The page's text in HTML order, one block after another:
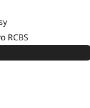
RCBS